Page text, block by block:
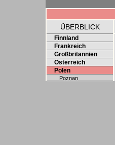
ÜBERBLICK
Finnland
Frankreich
Großbritannien
Österreich
Polen
Poznan